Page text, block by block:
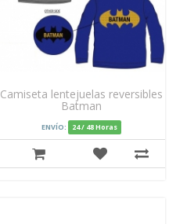
Camiseta lentejuelas reversibles
Batman
ENVÍO: 24 / 48 Horas